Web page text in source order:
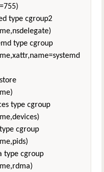
type cgroup2
type cgroup
type cgroup
cgroup
type cgroup